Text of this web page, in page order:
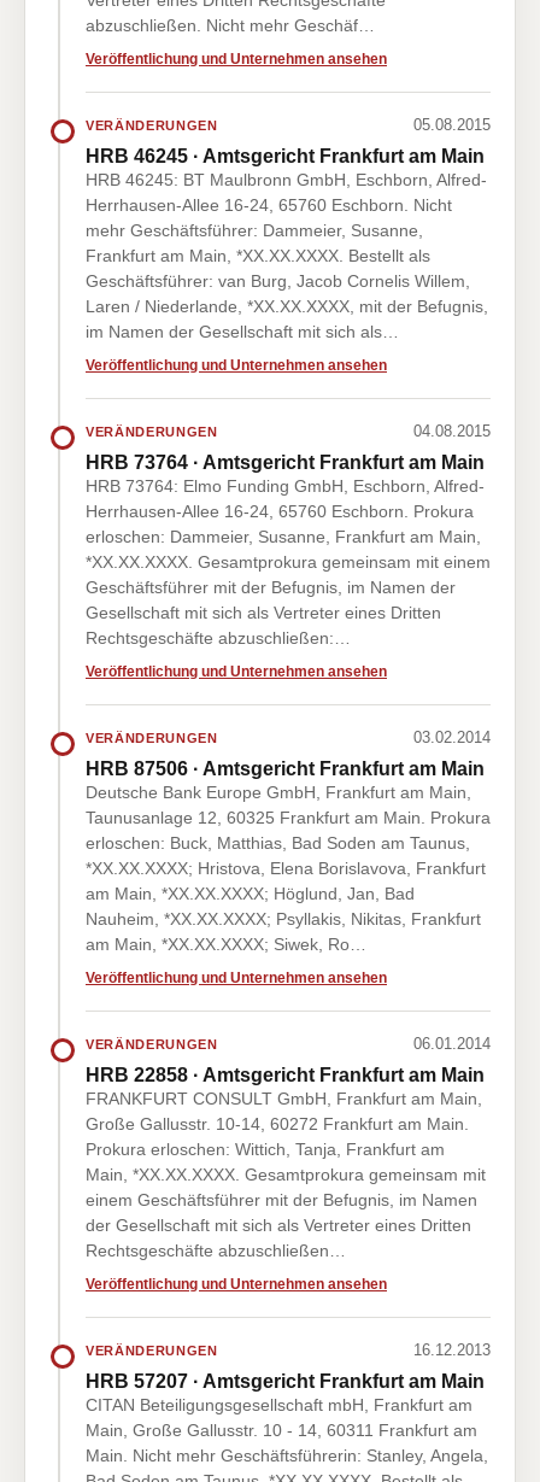
abzuschließen. Nicht mehr Geschäf…
Veröffentlichung und Unternehmen ansehen
VERÄNDERUNGEN 05.08.2015
HRB 46245 · Amtsgericht Frankfurt am Main
HRB 46245: BT Maulbronn GmbH, Eschborn, Alfred-
Herrhausen-Allee 16-24, 65760 Eschborn. Nicht
mehr Geschäftsführer: Dammeier, Susanne,
Frankfurt am Main, *XX.XX.XXXX. Bestellt als
Geschäftsführer: van Burg, Jacob Cornelis Willem,
Laren / Niederlande, *XX.XX.XXXX, mit der Befugnis,
im Namen der Gesellschaft mit sich als…
Veröffentlichung und Unternehmen ansehen
VERÄNDERUNGEN 04.08.2015
HRB 73764 · Amtsgericht Frankfurt am Main
HRB 73764: Elmo Funding GmbH, Eschborn, Alfred-
Herrhausen-Allee 16-24, 65760 Eschborn. Prokura
erloschen: Dammeier, Susanne, Frankfurt am Main,
*XX.XX.XXXX. Gesamtprokura gemeinsam mit einem
Geschäftsführer mit der Befugnis, im Namen der
Gesellschaft mit sich als Vertreter eines Dritten
Rechtsgeschäfte abzuschließen:…
Veröffentlichung und Unternehmen ansehen
VERÄNDERUNGEN 03.02.2014
HRB 87506 · Amtsgericht Frankfurt am Main
Deutsche Bank Europe GmbH, Frankfurt am Main,
Taunusanlage 12, 60325 Frankfurt am Main. Prokura
erloschen: Buck, Matthias, Bad Soden am Taunus,
*XX.XX.XXXX; Hristova, Elena Borislavova, Frankfurt
am Main, *XX.XX.XXXX; Höglund, Jan, Bad
Nauheim, *XX.XX.XXXX; Psyllakis, Nikitas, Frankfurt
am Main, *XX.XX.XXXX; Siwek, Ro…
Veröffentlichung und Unternehmen ansehen
VERÄNDERUNGEN 06.01.2014
HRB 22858 · Amtsgericht Frankfurt am Main
FRANKFURT CONSULT GmbH, Frankfurt am Main,
Große Gallusstr. 10-14, 60272 Frankfurt am Main.
Prokura erloschen: Wittich, Tanja, Frankfurt am
Main, *XX.XX.XXXX. Gesamtprokura gemeinsam mit
einem Geschäftsführer mit der Befugnis, im Namen
der Gesellschaft mit sich als Vertreter eines Dritten
Rechtsgeschäfte abzuschließen…
Veröffentlichung und Unternehmen ansehen
VERÄNDERUNGEN 16.12.2013
HRB 57207 · Amtsgericht Frankfurt am Main
CITAN Beteiligungsgesellschaft mbH, Frankfurt am
Main, Große Gallusstr. 10 - 14, 60311 Frankfurt am
Main. Nicht mehr Geschäftsführerin: Stanley, Angela,